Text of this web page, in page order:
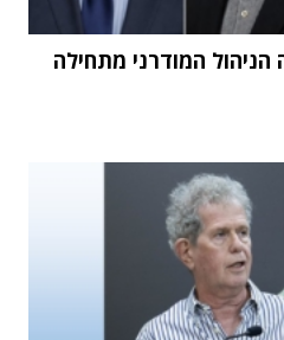
המודרני מתחילה